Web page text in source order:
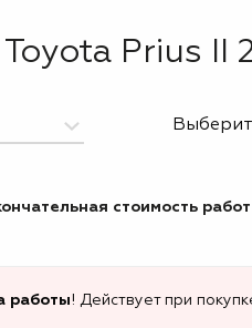
Prius
стоимость
работы! Действует при